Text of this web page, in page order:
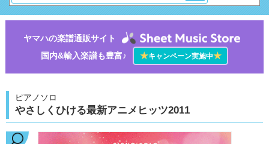
ヤマハの楽譜通販サイト
国内&輸入楽譜も豊富♪
★キャンペーン実施中★
ピアノソロ
やさしくひける最新アニメヒッツ2011